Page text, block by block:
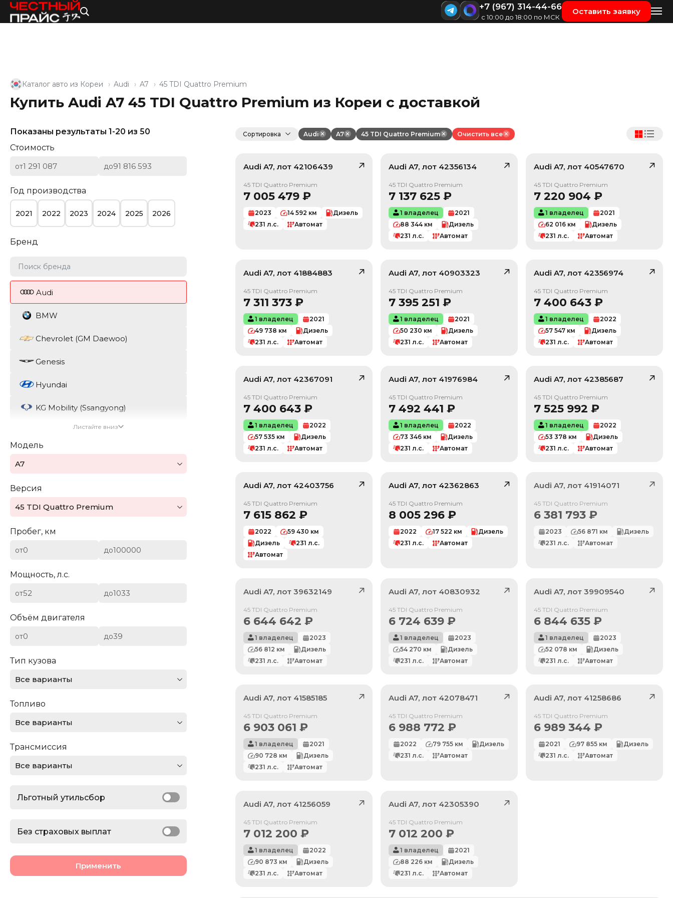
+7 (967) 314-44-66
с 10:00 до 18:00 по МСК
Оставить заявку
По умолчанию
Цена: Дешевле
Показаны результаты 1-20 из 50
Стоимость
от до
Год производства
2021 2022 2023 2024 2025 2026
Льготный утильсбор
Бренд
Audi
BMW
Chevrolet (GM Daewoo)
Genesis
Hyundai
KG Mobility (Ssangyong)
Chevrolet
Dodge
Ferrari
Ford
Jeep
Листайте вниз
Модель
A7
Версия
45 TDI Quattro Premium
Пробег, км
от до
Мощность, л.с.
от до
Объём двигателя
от до
Тип кузова
Все варианты
Топливо
Все варианты
Трансмиссия
Все варианты
Без страховых выплат
Применить
Каталог авто из Кореи Audi A7 45 TDI Quattro Premium
Купить Audi A7 45 TDI Quattro Premium из Кореи с доставкой
Сортировка Audi A7 45 TDI Quattro Premium Очистить все
Audi A7, лот 42106439
45 TDI Quattro Premium
7 005 479 ₽
2023 14 592 км
Дизель
231 л.с. Автомат
Audi A7, лот 42356134
45 TDI Quattro Premium
7 137 625₽
1 владелец
2021
88 344км
Дизель
231 л.с. Автомат
Audi A7, лот 40547670
45 TDI Quattro Premium
7 220 904 ₽
1 владелец
2021
62 016км
Дизель
231 л.с. Автомат
Audi A7, лот 41884883
45 TDI Quattro Premium
7 311 373 ₽
1 владелец
2021
49 738 км
Дизель
231 л.с. Автомат
Audi A7, лот 40903323
45 TDI Quattro Premium
7 395 251 ₽
1 владелец
2021
50 230 км
Дизель
231 л.с. Автомат
Audi A7, лот 42356974
45 TDI Quattro Premium
7 400 643₽
1 владелец
2022
57 547км
Дизель
231 л.с. Автомат
Audi A7, лот 42367091
45 TDI Quattro Premium
7 400 643 ₽
1 владелец
2022
57 535 км
Дизель
231 л.с. Автомат
Audi A7, лот 41976984
45 TDI Quattro Premium
7 492 441 ₽
1 владелец
2022
73 346км
Дизель
231 л.с. Автомат
Audi A7, лот 42385687
45 TDI Quattro Premium
7 525 992 ₽
1 владелец
2022
53 378 км
Дизель
231 л.с. Автомат
Audi A7, лот 42403756
45 TDI Quattro Premium
7 615 862 ₽
2022 59 430 км
Дизель
231 л.с.
Автомат
Audi A7, лот 42362863
45 TDI Quattro Premium
8 005 296₽
2022 17 522 км
Дизель
231 л.с. Автомат
Audi A7, лот 41914071
Продан
45 TDI Quattro Premium
6 381 793₽
2023 56 871 км
Дизель
231 л.с. Автомат
Audi A7, лот 39632149
Продан
45 TDI Quattro Premium
6 644 642 ₽
1 владелец
2023
56 812 км
Дизель
231 л.с. Автомат
Audi A7, лот 40830932
Продан
45 TDI Quattro Premium
6 724 639₽
1 владелец
2023
54 270 км
Дизель
231 л.с. Автомат
Audi A7, лот 39909540
Продан
45 TDI Quattro Premium
6 844 635₽
1 владелец
2023
52 078 км
Дизель
231 л.с. Автомат
Audi A7, лот 41585185
Продан
45 TDI Quattro Premium
6 903 061 ₽
1 владелец
2021
90 728 км
Дизель
231 л.с. Автомат
Audi A7, лот 42078471
Продан
45 TDI Quattro Premium
6 988 772 ₽
2022 79 755км
Дизель
231 л.с. Автомат
Audi A7, лот 41258686
Продан
45 TDI Quattro Premium
6 989 344 ₽
2021 97 855км
Дизель
231 л.с. Автомат
Audi A7, лот 41256059
Продан
45 TDI Quattro Premium
7 012 200 ₽
1 владелец
2022
90 873 км
Дизель
231 л.с. Автомат
Audi A7, лот 42305390
Продан
45 TDI Quattro Premium
7 012 200 ₽
1 владелец
2021
88 226км
Дизель
231 л.с. Автомат